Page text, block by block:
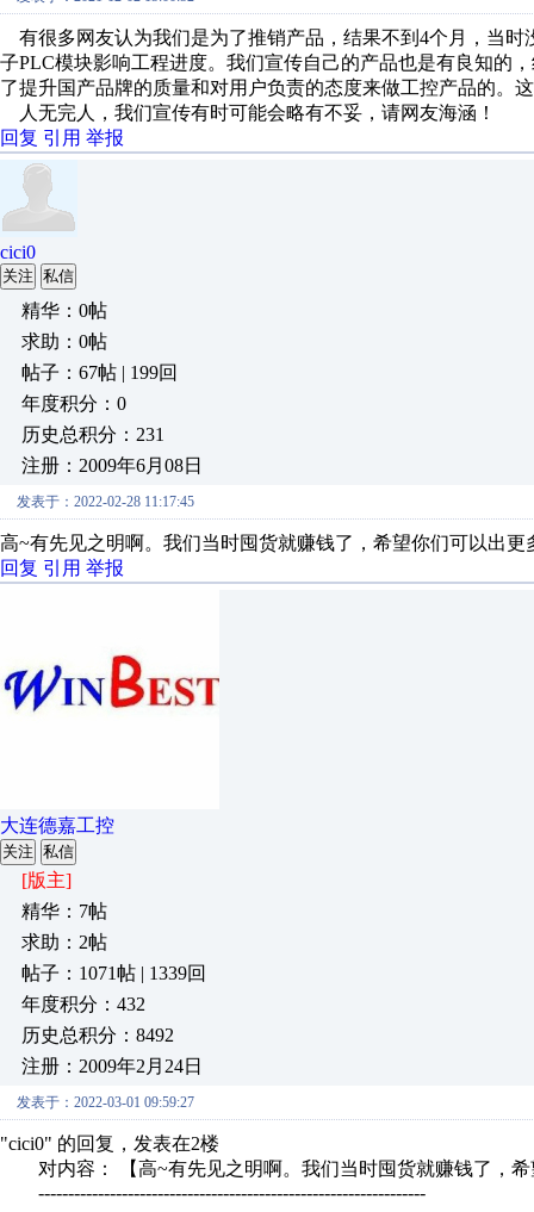
有很多网友认为我们是为了推销产品，结果不到4个月，当
子PLC模块影响工程进度。我们宣传自己的产品也是有良知的
了提升国产品牌的质量和对用户负责的态度来做工控产品的。
人无完人，我们宣传有时可能会略有不妥，请网友海涵！
回复 引用 举报
cici0
关注 私信
精华：0帖
求助：0帖
帖子：67帖 | 199回
年度积分：0
历史总积分：231
注册：2009年6月08日
发表于：2022-02-28 11:17:45
高~有先见之明啊。我们当时囤货就赚钱了，希望你们可以出更
回复 引用 举报
大连德嘉工控
关注 私信
[版主]
精华：7帖
求助：2帖
帖子：1071帖 | 1339回
年度积分：432
历史总积分：8492
注册：2009年2月24日
发表于：2022-03-01 09:59:27
"cici0" 的回复，发表在2楼
对内容： 【高~有先见之明啊。我们当时囤货就赚钱了，希
-----------------------------------------------------------------